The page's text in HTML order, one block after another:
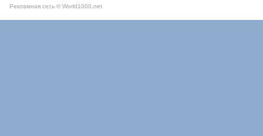
Рекламная сеть © World1000.net